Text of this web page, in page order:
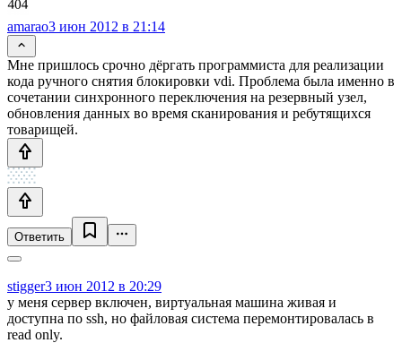
amarao3 июн 2012 в 21:14
Мне пришлось срочно дёргать программиста для реализации
кода ручного снятия блокировки vdi. Проблема была именно в
сочетании синхронного переключения на резервный узел,
обновления данных во время сканирования и ребутящихся
товарищей.
Ответить
stigger3 июн 2012 в 20:29
у меня сервер включен, виртуальная машина живая и
доступна по ssh, но файловая система перемонтировалась в
read only.